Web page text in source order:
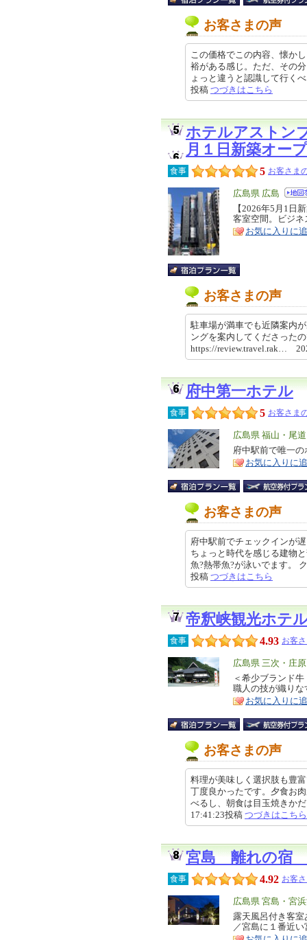
お客さまの声
この価格でこの内容、懐か
裕がある感じ。ただ、その
ょっと違うと認識して行く
投稿 つづきはこちら
ホテルアストン
月１日新築オー
食事 5 お客さま
エ
リ
ア
広島県 広島
特
徴
【2026年5月1日
客室空間。ビジ
お気に入りに
お客さまの声
駐車場が満車でも近隣案内
ングを案内してくださった
https://review.travel.rak…
府中第一ホテル
食事 5 お客さま
エ
リ
ア
広島県 福山・尾
特
徴
府中駅前で唯一の
お気に入りに
お客さまの声
府中駅前でチェックインが
ちょっと時代を感じる建物
魚?熱帯魚?が泳いでます。
投稿 つづきはこちら
帝釈峡観光ホテ
食事 4.93 お客
エ
リ
ア
広島県 三次・庄
特
徴
＜希少ブランド
職人の技が織り
お気に入りに
お客さまの声
料理が美味しく選択肢も豊
丁度良かったです。夕食お
べるし、朝食は目玉焼きか
17:41:23投稿 つづきはこちら
宮島 離れの宿
食事 4.92 お客
エ
リ
ア
広島県 宮島・宮
特
徴
露天風呂付き客
／宮島に１番近い